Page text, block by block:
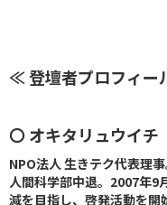
≪ 登壇者プロフィ
〇 オキタリュウイチ
NPO法人 生きテク代表理
人間科学部中退。2007年9
減を目指し、啓発活動を